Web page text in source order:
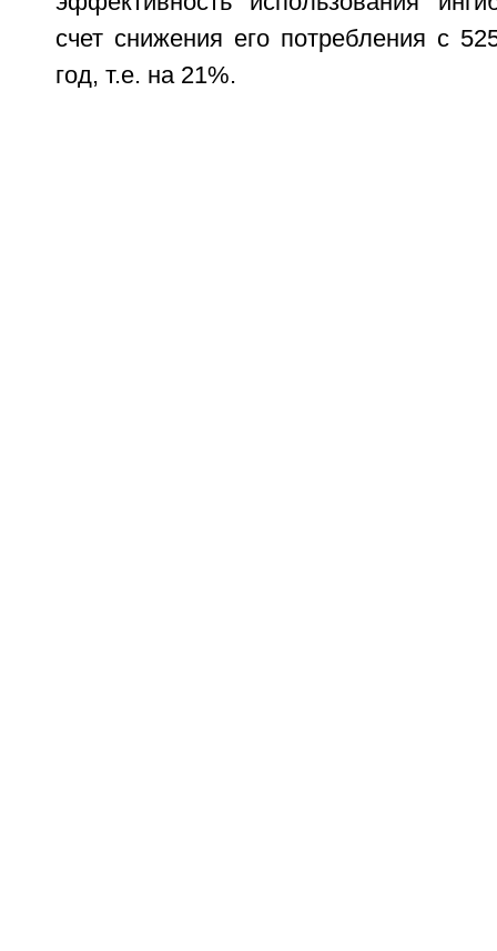
счет снижения его потребления с
год, т.е. на 21%.